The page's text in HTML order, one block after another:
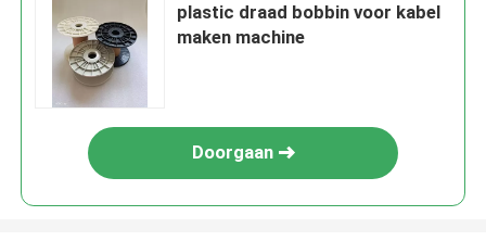
plastic draad bobbin voor kabel
maken machine
Doorgaan